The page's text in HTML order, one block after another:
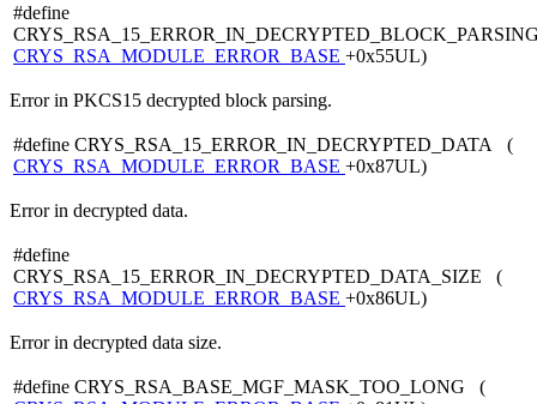
#define
CRYS_RSA_MODULE_ERROR_BASE +0x55UL)
Error in PKCS15 decrypted block parsing.
#define CRYS_RSA_15_ERROR_IN_DECRYPTED_DATA (
CRYS_RSA_MODULE_ERROR_BASE +0x87UL)
Error in decrypted data.
#define
CRYS_RSA_15_ERROR_IN_DECRYPTED_DATA_SIZE (
CRYS_RSA_MODULE_ERROR_BASE +0x86UL)
Error in decrypted data size.
#define CRYS_RSA_BASE_MGF_MASK_TOO_LONG (